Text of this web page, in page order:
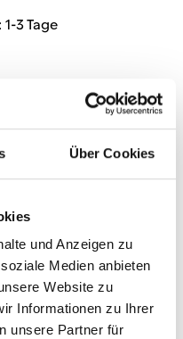
Über Cookies
und Anzeigen zu
Medien anbieten
Website zu
Informationen zu Ihrer
unsere Partner für
3 Tage